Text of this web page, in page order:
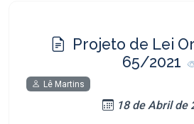
Projeto de Lei
65/2021
Lê Martins
18 de Abril de